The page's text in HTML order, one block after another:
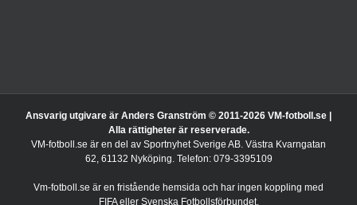
Ansvarig utgivare är Anders Granström © 2011-2026 VM-fotboll.se |
Alla rättigheter är reserverade.
VM-fotboll.se är en del av Sportnyhet Sverige AB. Västra Kvarngatan
62, 61132 Nyköping. Telefon: 079-3395109
Vm-fotboll.se är en fristående hemsida och har ingen koppling med
FIFA eller Svenska Fotbollsförbundet.